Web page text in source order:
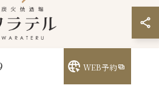
WEB予約
ならワラテル ALL RIGHTS RESERVED.